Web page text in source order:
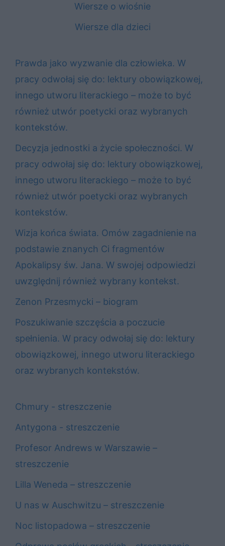
Wiersze o wiośnie
Wiersze dla dzieci
Prawda jako wyzwanie dla człowieka. W
pracy odwołaj się do: lektury obowiązkowej,
innego utworu literackiego – może to być
również utwór poetycki oraz wybranych
kontekstów.
Decyzja jednostki a życie społeczności. W
pracy odwołaj się do: lektury obowiązkowej,
innego utworu literackiego – może to być
również utwór poetycki oraz wybranych
kontekstów.
Wizja końca świata. Omów zagadnienie na
podstawie znanych Ci fragmentów
Apokalipsy św. Jana. W swojej odpowiedzi
uwzględnij również wybrany kontekst.
Zenon Przesmycki – biogram
Poszukiwanie szczęścia a poczucie
spełnienia. W pracy odwołaj się do: lektury
obowiązkowej, innego utworu literackiego
oraz wybranych kontekstów.
Chmury - streszczenie
Antygona - streszczenie
Profesor Andrews w Warszawie –
streszczenie
Lilla Weneda – streszczenie
U nas w Auschwitzu – streszczenie
Noc listopadowa – streszczenie